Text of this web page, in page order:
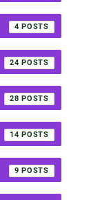
4
24
28
14
9